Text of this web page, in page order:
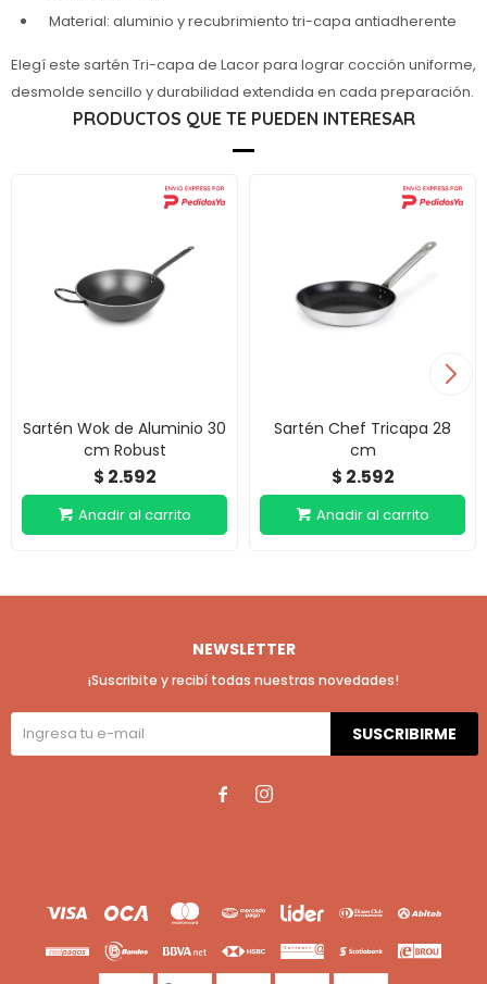
Material: aluminio y recubrimiento tri-capa antiadherente
Elegí este sartén Tri-capa de Lacor para lograr cocción uniforme,
desmolde sencillo y durabilidad extendida en cada preparación.
PRODUCTOS QUE TE PUEDEN INTERESAR
Sartén Wok de Aluminio 30
cm Robust
$ 2.592
Sartén Chef Tricapa 28
cm
$ 2.592
NEWSLETTER
¡Suscribite y recibí todas nuestras novedades!
SUSCRIBIRME
 